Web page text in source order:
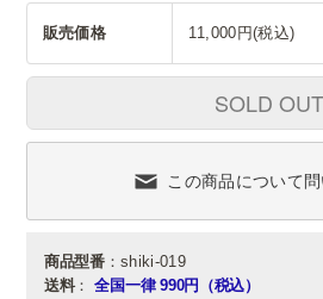
販売価格 11,000円(税込)
SOLD OUT
この商品について
商品型番：shiki-019
送料： 全国一律 990円（税込）